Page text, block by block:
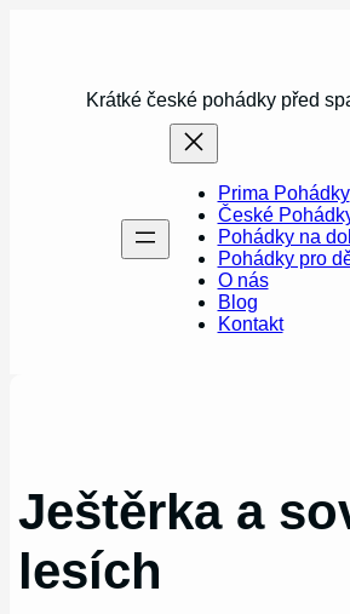
Krátké české pohádky před
Prima Pohádky
České
Pohádky na
Pohádky pro
O nás
Blog
Kontakt
Ještěrka a
lesích